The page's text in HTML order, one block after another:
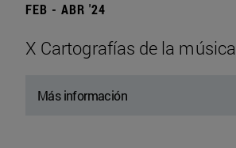
FEB - ABR '24
X Cartografías de la música
Más información